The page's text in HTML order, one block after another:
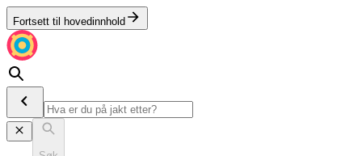
Fortsett til hovedinnhold